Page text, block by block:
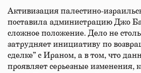
Активизация палестино-​​
поставила администрацию Джо
сложное положение. Дело не
затрудняет инициативу по
сделке” с Ираном, а в том, что
проявляет серьезные изменения,